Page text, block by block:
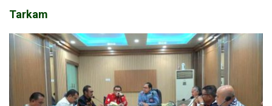
Tarkam